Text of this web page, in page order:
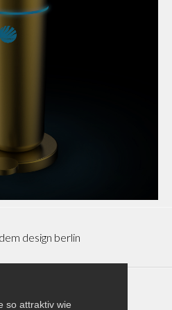
so attraktiv wie
design berlin